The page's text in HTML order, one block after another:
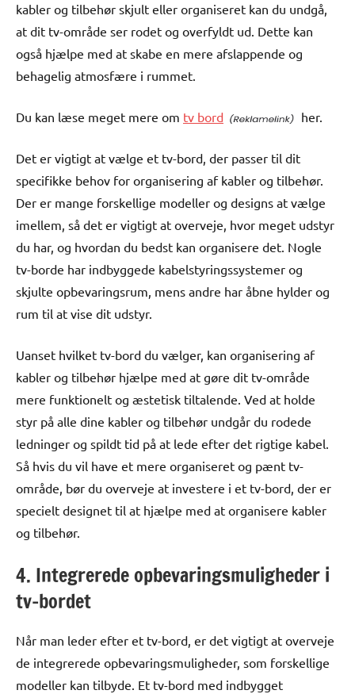
kabler og tilbehør skjult eller organiseret kan du undgå,
at dit tv-område ser rodet og overfyldt ud. Dette kan
også hjælpe med at skabe en mere afslappende og
behagelig atmosfære i rummet.
Du kan læse meget mere om tv bord her.
Det er vigtigt at vælge et tv-bord, der passer til dit
specifikke behov for organisering af kabler og tilbehør.
Der er mange forskellige modeller og designs at vælge
imellem, så det er vigtigt at overveje, hvor meget udstyr
du har, og hvordan du bedst kan organisere det. Nogle
tv-borde har indbyggede kabelstyringssystemer og
skjulte opbevaringsrum, mens andre har åbne hylder og
rum til at vise dit udstyr.
Uanset hvilket tv-bord du vælger, kan organisering af
kabler og tilbehør hjælpe med at gøre dit tv-område
mere funktionelt og æstetisk tiltalende. Ved at holde
styr på alle dine kabler og tilbehør undgår du rodede
ledninger og spildt tid på at lede efter det rigtige kabel.
Så hvis du vil have et mere organiseret og pænt tv-
område, bør du overveje at investere i et tv-bord, der er
specielt designet til at hjælpe med at organisere kabler
og tilbehør.
4. Integrerede opbevaringsmuligheder i
tv-bordet
Når man leder efter et tv-bord, er det vigtigt at overveje
de integrerede opbevaringsmuligheder, som forskellige
modeller kan tilbyde. Et tv-bord med indbygget